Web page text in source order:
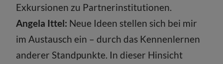
Exkursionen zu Partnerinstitutionen.
Angela Ittel: Neue Ideen stellen sich bei mir
im Austausch ein – durch das Kennenlernen
anderer Standpunkte. In dieser Hinsicht